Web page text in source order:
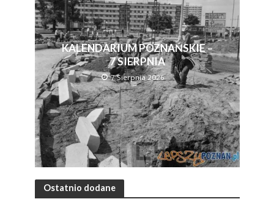
KALENDARIUM POZNAŃSKIE –
7 SIERPNIA
7 Sierpnia 2026
Ostatnio dodane